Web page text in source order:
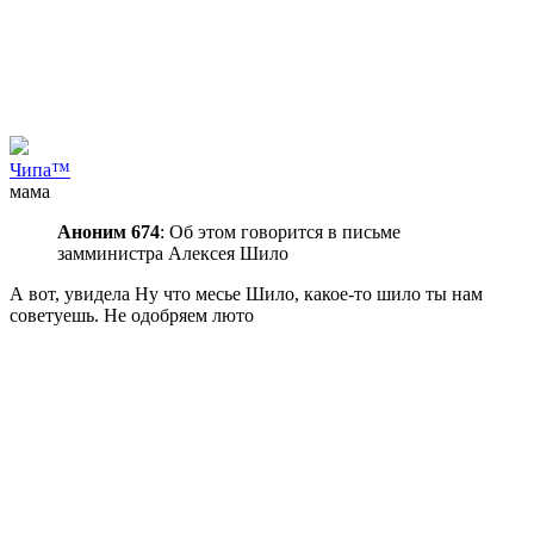
Чипа™
мама
Аноним 674: Об этом говорится в письме
замминистра Алексея Шило
А вот, увидела Ну что месье Шило, какое-то шило ты нам
советуешь. Не одобряем люто